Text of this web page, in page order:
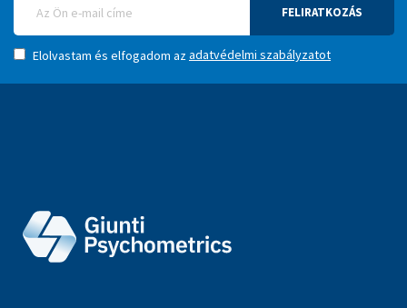
FELIRATKOZÁS
Elolvastam és elfogadom azadatvédelmi szabályzatot